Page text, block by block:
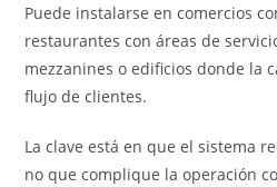
Puede instalarse en comercios
restaurantes con áreas de
mezzanines o edificios donde la
flujo de clientes.
La clave está en que el sistema
no que complique la operación